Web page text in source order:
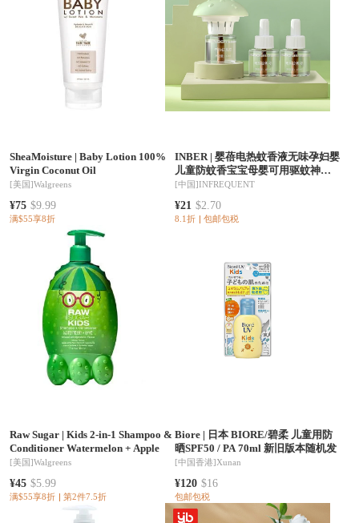
SheaMoisture| Baby Lotion 100%
Virgin Coconut Oil
[美国]Walgreens
¥75 $9.99
满$55享8折
INBER |婴蓓电热蚊香液无味孕妇婴
儿童防蚊香宝宝母婴可用驱蚊神器
补充装
[中国]INFREQUENT
¥21 $2.70
8.1折 包邮包税
Raw Sugar| Kids 2-in-1 Shampoo &
Conditioner Watermelon + Apple
[美国]Walgreens
¥45 $5.99
满$55享8折 第2件7.5折
Biore | 日本 BIORE/碧柔 儿童用防
晒SPF50 / PA 70ml 新旧版本随机发
[中国香港]Xunan
¥120 $16
包邮包税